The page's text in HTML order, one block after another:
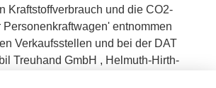
Kraftstoffverbrauch und die CO2-
entnommen
Verkaufsstellen und bei der DAT
Treuhand GmbH , Helmuth-Hirth-